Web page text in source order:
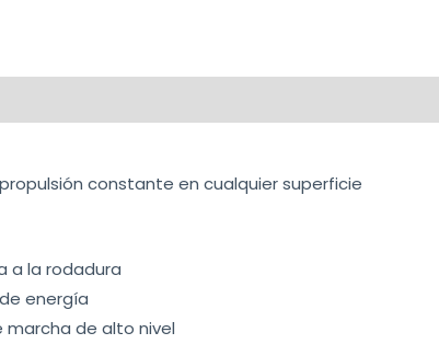
constante en cualquier superficie
a la rodadura
energía
de alto nivel